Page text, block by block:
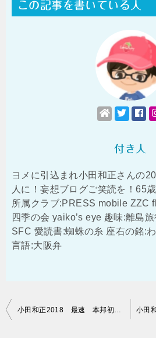
この記事を書いている人
付き人
ヨメに引込まれ小田和正さんの
人に！妄想ブログご笑読を！65
所属クラブ:PRESS mobile ZZC
四季の会 yaiko’s eye 趣味:離島
SFC 愛読書:蜘蛛の糸 座右の銘:
言語:大阪弁
投
小田和正2018 最速 本邦初公開！グランメッセ熊本のチケットを検証する